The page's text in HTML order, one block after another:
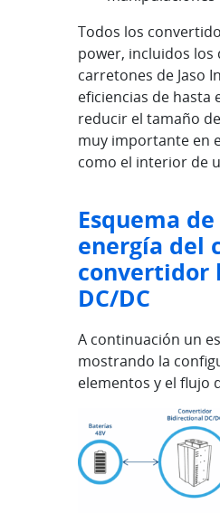
Todos los
power, incluidos los
carretones de Jaso
eficiencias de hasta
reducir el tamaño
muy importante en
como el interior de
Esquema
energía del
convertidor
DC/DC
A continuación un
mostrando la
elementos y el flujo